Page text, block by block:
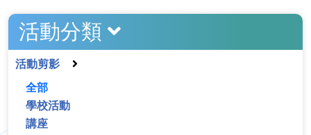
活動分類
活動剪影
全部
學校活動
講座